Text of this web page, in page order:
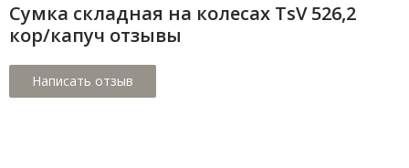
Сумка складная на колесах TsV 526,2
кор/капуч отзывы